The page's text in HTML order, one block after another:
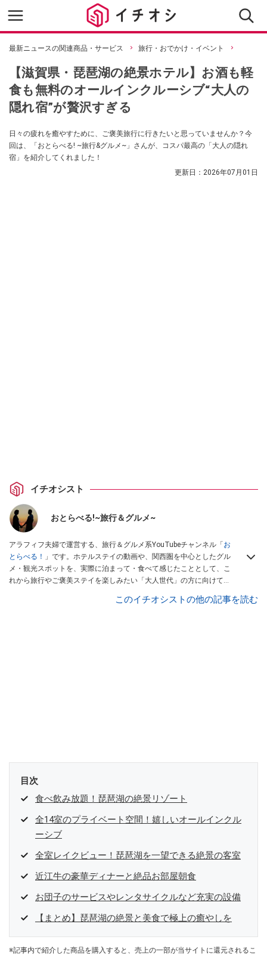
最新ニュースの関連商品・サービス 旅行・おでかけ・イベント
【滋賀県・琵琶湖の絶景ホテル】お酒も軽
食も無料のオールインクルーシブ“大人の
隠れ宿”が贅沢すぎる
日々の疲れを癒やすために、ご褒美旅行に行きたいと思っていませんか？今
回は、「おとらべる! ~旅行&グルメ~」さんが、コスパ最高の「大人の隠れ
宿」を紹介してくれました！
更新日： 2026年07月01日
イチオシスト
おとらべる!~旅行＆グルメ~
アラフィフ夫婦で運営する、旅行＆グルメ系YouTubeチャンネル「 お
とらべる！
」です。ホテルステイの動画や、関西圏を中心としたグル
メ・観光スポットを、実際に泊まって・食べて感じたこととして、こ
れから旅行やご褒美ステイを楽しみたい「大人世代」の方に向けてリ
YouTubeはこちら
このイチオシストの他の記事を読む
目次
食べ飲み放題！琵琶湖の絶景リゾート
全14室のプライベート空間！嬉しいオールインクル
ーシブ
全室レイクビュー！琵琶湖を一望できる絶景の客室
近江牛の豪華ディナーと絶品お部屋朝食
お団子のサービスやレンタサイクルなど充実の設備
【まとめ】琵琶湖の絶景と美食で極上の癒やしを
※記事内で紹介した商品を購入すると、売上の一部が当サイトに還元されるこ